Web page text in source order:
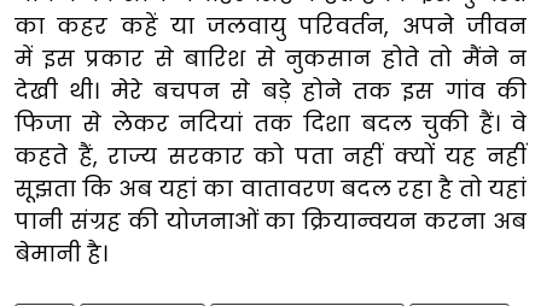
का कहर कहें या जलवायु परिवर्तन, अपने जीवन
में इस प्रकार से बारिश से नुकसान होते तो मैंने न
देखी थी। मेरे बचपन से बड़े होने तक इस गांव की
फिजा से लेकर नदियां तक दिशा बदल चुकी हैं। वे
कहते हैं, राज्य सरकार को पता नहीं क्यों यह नहीं
सूझता कि अब यहां का वातावरण बदल रहा है तो यहां
पानी संग्रह की योजनाओं का क्रियान्वयन करना अब
बेमानी है।